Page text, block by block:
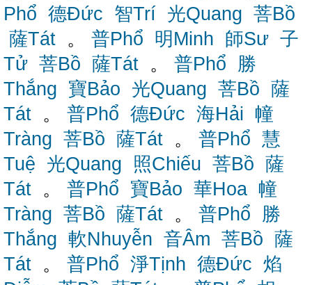
Phổ 德Đức 智Trí 光Quang 菩Bồ
薩Tát 。 普Phổ 明Minh 師Sư 子
Tử 菩Bồ 薩Tát 。 普Phổ
勝
Thắng 寶Bảo 光Quang 菩Bồ 薩
Tát 。 普Phổ 德Đức 海Hải 幢
Tràng 菩Bồ 薩Tát 。 普Phổ 慧
Tuệ 光Quang 照Chiếu 菩Bồ 薩
Tát 。 普Phổ 寶Bảo 華Hoa 幢
Tràng 菩Bồ 薩Tát 。 普Phổ
勝
Thắng 軟Nhuyễn 音Âm 菩Bồ 薩
Tát 。 普Phổ 淨Tịnh 德Đức 焰